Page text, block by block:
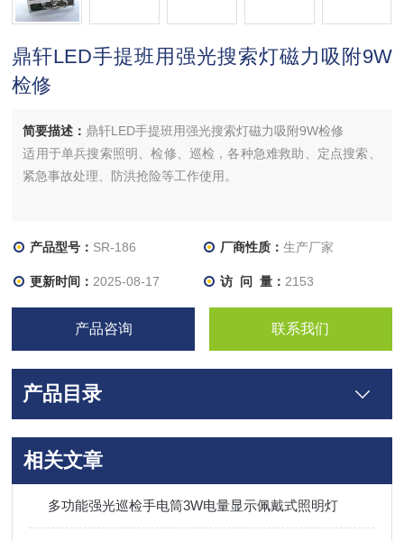
鼎轩LED手提班用强光搜索灯磁力吸附9W
检修
简要描述： 鼎轩LED手提班用强光搜索灯磁力吸附9W检修
适用于单兵搜索照明、检修、巡检，各种急难救助、定点搜索、
紧急事故处理、防洪抢险等工作使用。
产品型号： SR-186 厂商性质： 生产厂家
更新时间： 2025-08-17 访 问 量： 2153
产品咨询 联系我们
产品目录
相关文章
多功能强光巡检手电筒3W电量显示佩戴式照明灯